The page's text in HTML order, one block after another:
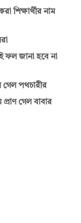
শিক্ষার্থীর নাম
ফল জানা হবে না
গেল পথচারীর
গেল বাবার